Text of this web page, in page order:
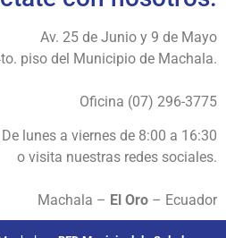
Av. 25 de Junio y 9 de Mayo
piso del Municipio de Machala.
Oficina (07) 296-3775
De lunes a viernes de 8:00 a 16:30
o visita nuestras redes sociales.
Machala – El Oro – Ecuador